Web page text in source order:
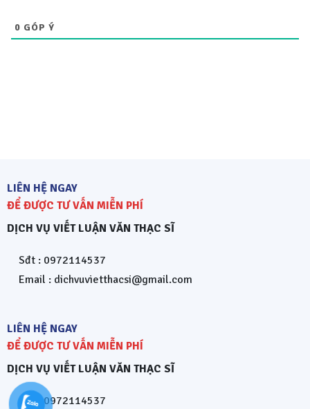
0 GÓP Ý
LIÊN HỆ NGAY
ĐỂ ĐƯỢC TƯ VẤN MIỄN PHÍ
DỊCH VỤ VIẾT LUẬN VĂN THẠC SĨ
Sđt : 0972114537
Email : dichvuvietthacsi@gmail.com
LIÊN HỆ NGAY
ĐỂ ĐƯỢC TƯ VẤN MIỄN PHÍ
DỊCH VỤ VIẾT LUẬN VĂN THẠC SĨ
Sđt : 0972114537